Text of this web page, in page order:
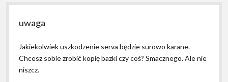
uwaga
Jakiekolwiek uszkodzenie serva będzie surowo karane.
Chcesz sobie zrobić kopię bazki czy coś? Smacznego. Ale nie
niszcz.